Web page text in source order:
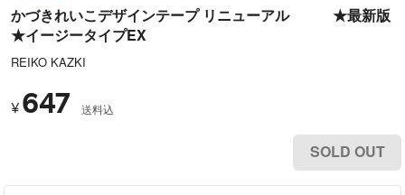
かづきれいこデザインテープ リニューアル ★最新版
★イージータイプEX
REIKO KAZKI
¥ 647 送料込
SOLD OUT